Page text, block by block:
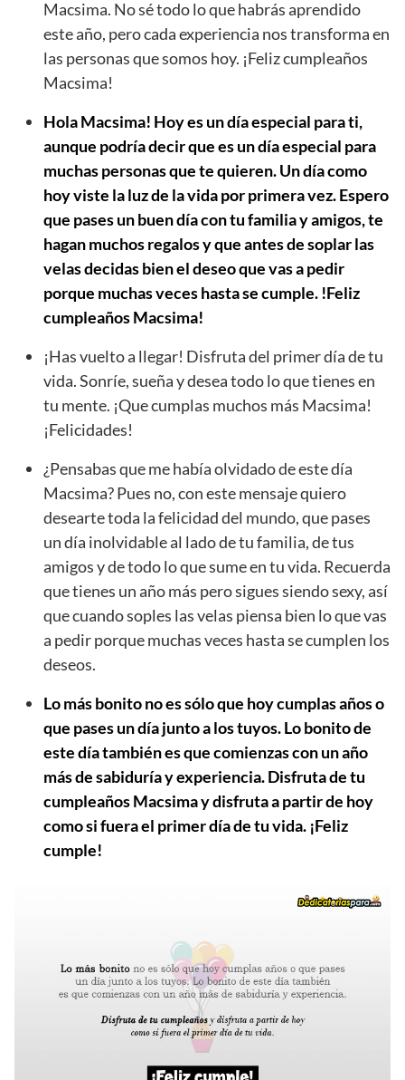
Macsima. No sé todo lo que habrás aprendido
este año, pero cada experiencia nos transforma en
las personas que somos hoy. ¡Feliz cumpleaños
Macsima!
Hola Macsima! Hoy es un día especial para ti,
aunque podría decir que es un día especial para
muchas personas que te quieren. Un día como
hoy viste la luz de la vida por primera vez. Espero
que pases un buen día con tu familia y amigos, te
hagan muchos regalos y que antes de soplar las
velas decidas bien el deseo que vas a pedir
porque muchas veces hasta se cumple. !Feliz
cumpleaños Macsima!
¡Has vuelto a llegar! Disfruta del primer día de tu
vida. Sonríe, sueña y desea todo lo que tienes en
tu mente. ¡Que cumplas muchos más Macsima!
¡Felicidades!
¿Pensabas que me había olvidado de este día
Macsima? Pues no, con este mensaje quiero
desearte toda la felicidad del mundo, que pases
un día inolvidable al lado de tu familia, de tus
amigos y de todo lo que sume en tu vida. Recuerda
que tienes un año más pero sigues siendo sexy, así
que cuando soples las velas piensa bien lo que vas
a pedir porque muchas veces hasta se cumplen los
deseos.
Lo más bonito no es sólo que hoy cumplas años o
que pases un día junto a los tuyos. Lo bonito de
este día también es que comienzas con un año
más de sabiduría y experiencia. Disfruta de tu
cumpleaños Macsima y disfruta a partir de hoy
como si fuera el primer día de tu vida. ¡Feliz
cumple!